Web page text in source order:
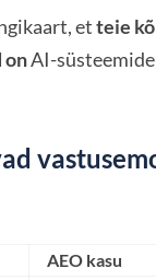
etteie
onAI-
AEO kasu